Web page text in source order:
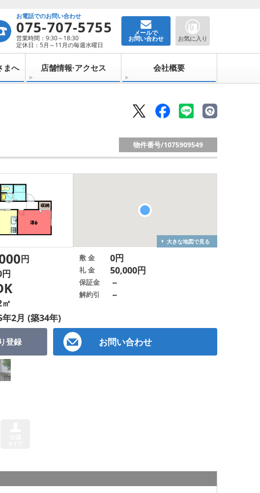
お電話でのお問い合わせ
075-707-5755
営業時間：9:30～18:30
定休日：5月～11月の毎週水曜日
メールで
お問い合わせ お気に入り
まへ 店舗情報·アクセス 会社概要
物件番号/1075909549
大きな地図で見る
登録 お問い合わせ
円
2月 (築34年)
敷 金 0円
礼 金 50,000円
保証金 －
解約引 －